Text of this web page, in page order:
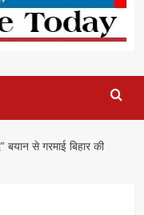
बयान से गरमाई बिहार की